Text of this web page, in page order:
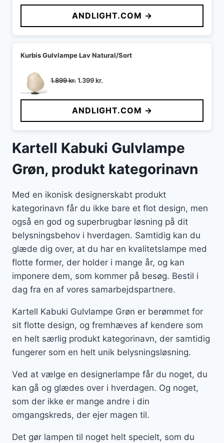
pris
var:
5.090 kr..
pris
er:
4.176 kr..
ANDLIGHT.COM →
Kurbis Gulvlampe Lav Natural/Sort
1.899kr.Den
pris
var:
1.899 kr..
1.399kr.
pris
er:
1.399 kr..
ANDLIGHT.COM →
Kartell Kabuki Gulvlampe
Grøn, produkt kategorinavn
Med en ikonisk designerskabt produkt
kategorinavn får du ikke bare et flot design, men
også en god og superbrugbar løsning på dit
belysningsbehov i hverdagen. Samtidig kan du
glæde dig over, at du har en kvalitetslampe med
flotte former, der holder i mange år, og kan
imponere dem, som kommer på besøg. Bestil i
dag fra en af vores samarbejdspartnere.
Kartell Kabuki Gulvlampe Grøn er berømmet for
sit flotte design, og fremhæves af kendere som
en helt særlig produkt kategorinavn, der samtidig
fungerer som en helt unik belysningsløsning.
Ved at vælge en designerlampe får du noget, du
kan gå og glædes over i hverdagen. Og noget,
som der ikke er mange andre i din
omgangskreds, der ejer magen til.
Det gør lampen til noget helt specielt, som du